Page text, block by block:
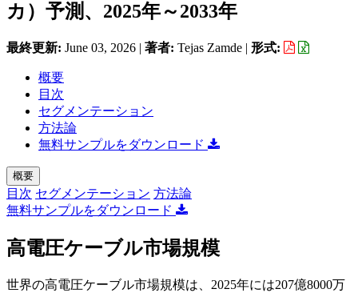
カ）予測、2025年～2033年
最終更新: June 03, 2026 | 著者: Tejas Zamde | 形式:
概要
目次
セグメンテーション
方法論
無料サンプルをダウンロード
概要
目次 セグメンテーション 方法論
無料サンプルをダウンロード
高電圧ケーブル市場規模
世界の高電圧ケーブル市場規模は、2025年には207億8000万